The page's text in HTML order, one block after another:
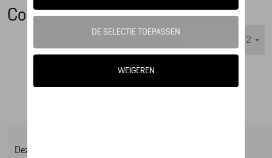
Cobi
Deze online shop biedt u enkel een selectie uit ons Tequipment